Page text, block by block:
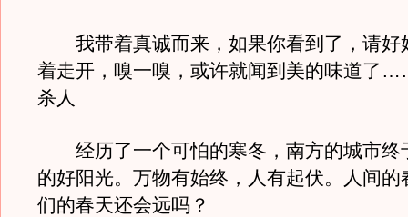
我带着真诚而来，如果你看到了，请好
着走开，嗅一嗅，或许就闻到美的味道
杀人
经历了一个可怕的寒冬，南方的城市终
的好阳光。万物有始终，人有起伏。人间的
们的春天还会远吗？